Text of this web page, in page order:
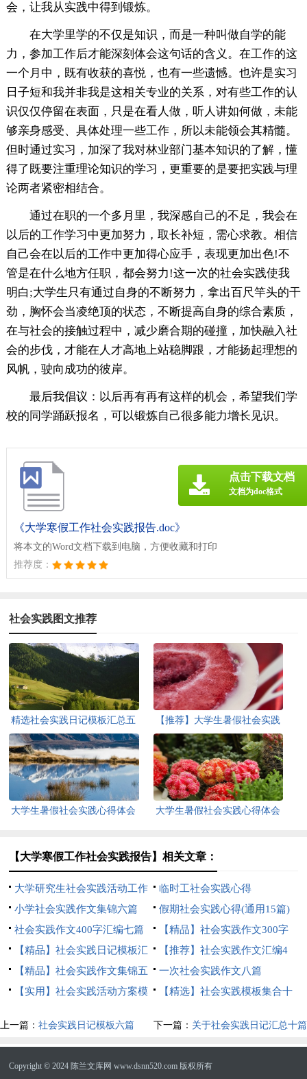
会，让我从实践中得到锻炼。
在大学里学的不仅是知识，而是一种叫做自学的能
力，参加工作后才能深刻体会这句话的含义。在工作的这
一个月中，既有收获的喜悦，也有一些遗憾。也许是实习
日子短和我并非我是这相关专业的关系，对有些工作的认
识仅仅停留在表面，只是在看人做，听人讲如何做，未能
够亲身感受、具体处理一些工作，所以未能领会其精髓。
但时通过实习，加深了我对林业部门基本知识的了解，懂
得了既要注重理论知识的学习，更重要的是要把实践与理
论两者紧密相结合。
通过在职的一个多月里，我深感自己的不足，我会在
以后的工作学习中更加努力，取长补短，需心求教。相信
自己会在以后的工作中更加得心应手，表现更加出色!不
管是在什么地方任职，都会努力!这一次的社会实践使我
明白;大学生只有通过自身的不断努力，拿出百尺竿头的干
劲，胸怀会当凌绝顶的状态，不断提高自身的综合素质，
在与社会的接触过程中，减少磨合期的碰撞，加快融入社
会的步伐，才能在人才高地上站稳脚跟，才能扬起理想的
风帆，驶向成功的彼岸。
最后我倡议：以后再有再有这样的机会，希望我们学
校的同学踊跃报名，可以锻炼自己很多能力增长见识。
《大学寒假工作社会实践报告.doc》
将本文的Word文档下载到电脑，方便收藏和打印
推荐度：
点击下载文档
文档为doc格式
社会实践图文推荐
精选社会实践日记模板汇总五
篇
【推荐】大学生暑假社会实践
心得体会
大学生暑假社会实践心得体会
大学生暑假社会实践心得体会
【大学寒假工作社会实践报告】相关文章：
大学研究生社会实践活动工作
总结
临时工社会实践心得
小学社会实践作文集锦六篇
假期社会实践心得(通用15篇)
社会实践作文400字汇编七篇
【精品】社会实践作文300字
汇总7篇
【精品】社会实践日记模板汇
编三篇
【推荐】社会实践作文汇编4
篇
【精品】社会实践作文集锦五
篇
一次社会实践作文八篇
【实用】社会实践活动方案模
【精选】社会实践模板集合十
上一篇： 社会实践日记模板六篇 下一篇： 关于社会实践日记汇总十篇
Copyright © 2024 陈兰文库网 www.dsnn520.com 版权所有